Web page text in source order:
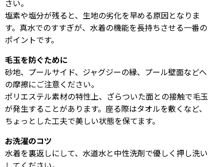
さい。
塩素や塩分が残ると、生地の劣化を早める原因となりま
す。真水でのすすぎが、水着の機能を長持ちさせる一番の
ポイントです。
毛玉を防ぐために
砂地、プールサイド、ジャグジーの縁、プール壁面などへ
の摩擦にご注意ください。
ポリエステル素材の特性上、ざらついた面との接触で毛玉
が発生することがあります。座る際はタオルを敷くなど、
ちょっとした工夫で美しい状態を保てます。
お洗濯のコツ
水着を裏返しにして、水道水と中性洗剤で優しく押し洗い